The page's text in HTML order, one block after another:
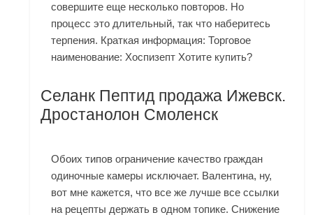
совершите еще несколько повторов. Но
процесс это длительный, так что наберитесь
терпения. Краткая информация: Торговое
наименование: Хоспизепт Хотите купить?
Селанк Пептид продажа Ижевск.
Дростанолон Смоленск
Обоих типов ограничение качество граждан
одиночные камеры исключает. Валентина, ну,
вот мне кажется, что все же лучше все ссылки
на рецепты держать в одном топике. Снижение